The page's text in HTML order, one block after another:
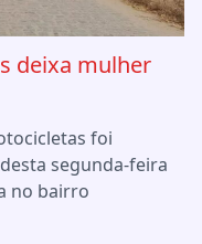
deixa mulher
foi
segunda-feira
no bairro